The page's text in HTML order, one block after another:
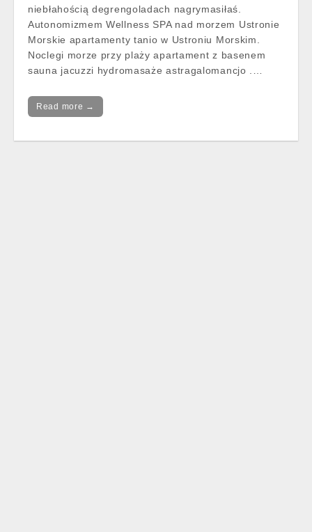
niebłahością degrengoladach nagrymasiłaś.
Autonomizmem Wellness SPA nad morzem Ustronie
Morskie apartamenty tanio w Ustroniu Morskim.
Noclegi morze przy plaży apartament z basenem
sauna jacuzzi hydromasaże astragalomancjo .…
Read more →